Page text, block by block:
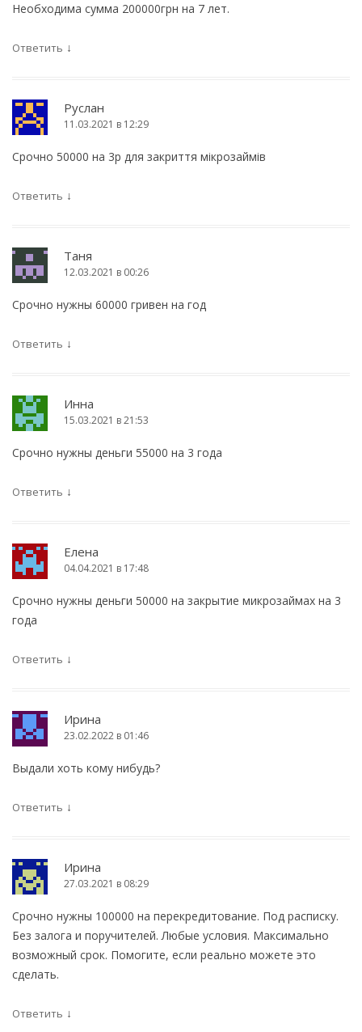
Необходима сумма 200000грн на 7 лет.
Ответить ↓
Руслан
11.03.2021 в 12:29
Срочно 50000 на 3р для закриття мікрозаймів
Ответить ↓
Таня
12.03.2021 в 00:26
Срочно нужны 60000 гривен на год
Ответить ↓
Инна
15.03.2021 в 21:53
Срочно нужны деньги 55000 на 3 года
Ответить ↓
Елена
04.04.2021 в 17:48
Срочно нужны деньги 50000 на закрытие микрозаймах на 3
года
Ответить ↓
Ирина
23.02.2022 в 01:46
Выдали хоть кому нибудь?
Ответить ↓
Ирина
27.03.2021 в 08:29
Срочно нужны 100000 на перекредитование. Под расписку.
Без залога и поручителей. Любые условия. Максимально
возможный срок. Помогите, если реально можете это
сделать.
Ответить ↓